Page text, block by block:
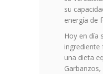
su
energía de
Hoy en día
ingrediente
una dieta